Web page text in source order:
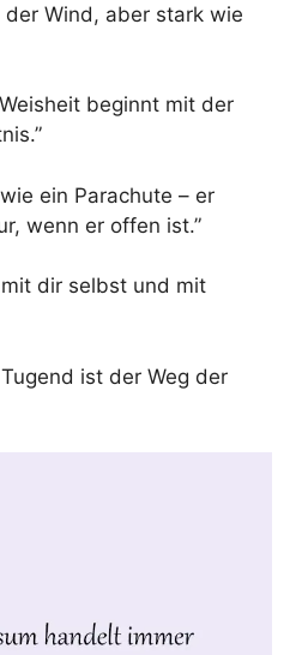
der Wind, aber stark wie
beginnt mit der
ein Parachute – er
wenn er offen ist.”
dir selbst und mit
ist der Weg der